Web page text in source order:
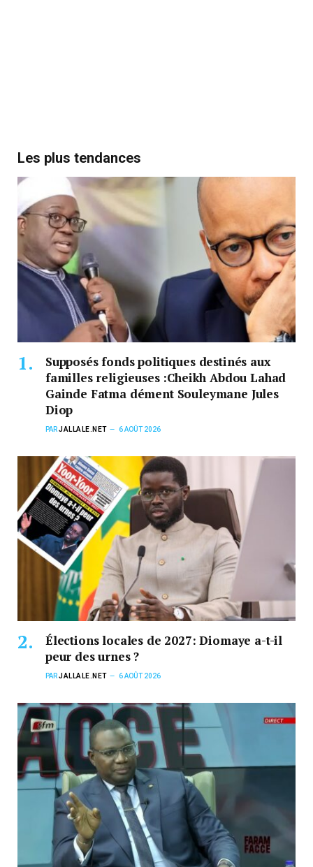
Les plus tendances
Supposés fonds politiques destinés aux
familles religieuses :Cheikh Abdou Lahad
Gainde Fatma dément Souleymane Jules
Diop
PARJALLALE.NET 6 AOÛT 2026
Élections locales de 2027: Diomaye a-t-il
peur des urnes ?
PARJALLALE.NET 6 AOÛT 2026